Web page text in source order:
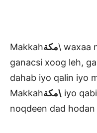
Makkahمكة\ waxaa
ganacsi xoog leh,
dahab iyo qalin iyo
Makkah
مكة\ iyo
noqdeen dad hodan